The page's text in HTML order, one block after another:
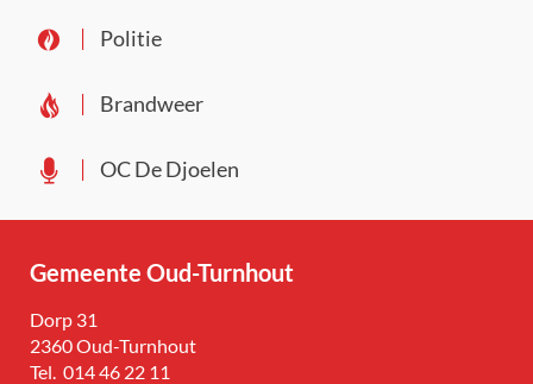
Politie
Brandweer
OC De Djoelen
Gemeente Oud-Turnhout
Adres
Dorp 31
,2360Oud-Turnhout
Tel. 014 46 22 11